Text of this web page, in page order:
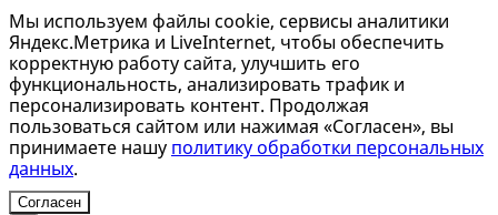
Мы используем файлы cookie, сервисы аналитики
Яндекс.Метрика и LiveInternet, чтобы обеспечить
корректную работу сайта, улучшить его
функциональность, анализировать трафик и
персонализировать контент. Продолжая
пользоваться сайтом или нажимая «Согласен», вы
принимаете нашу политику обработки персональных
данных.
Согласен